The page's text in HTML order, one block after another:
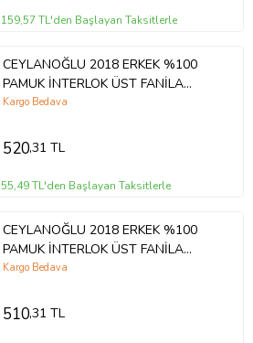
159,57 TL'den Başlayan Taksitlerle
CEYLANOĞLU 2018 ERKEK %100
PAMUK İNTERLOK ÜST FANİLA
TEKLİ
Kargo Bedava
520,31 TL
55,49 TL'den Başlayan Taksitlerle
CEYLANOĞLU 2018 ERKEK %100
PAMUK İNTERLOK ÜST FANİLA
TEKLİ
Kargo Bedava
510,31 TL